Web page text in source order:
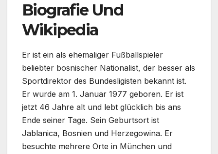
Biografie Und
Wikipedia
Er ist ein als ehemaliger Fußballspieler
beliebter bosnischer Nationalist, der besser als
Sportdirektor des Bundesligisten bekannt ist.
Er wurde am 1. Januar 1977 geboren. Er ist
jetzt 46 Jahre alt und lebt glücklich bis ans
Ende seiner Tage. Sein Geburtsort ist
Jablanica, Bosnien und Herzegowina. Er
besuchte mehrere Orte in München und